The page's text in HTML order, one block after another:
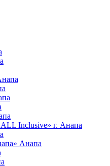
Inclusive» г. Анапа
Анапа